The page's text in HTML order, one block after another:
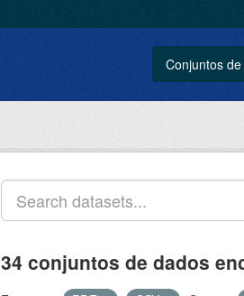
Conjuntos
34 conjuntos de dados